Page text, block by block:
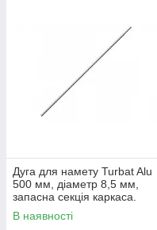
Дуга для намету Turbat Alu
500 мм, діаметр 8,5 мм,
запасна секція каркаса.
В наявності